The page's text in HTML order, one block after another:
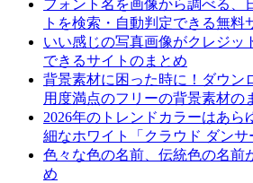
フォント名を画像から調べる、
トを検索・自動判定できる無料
いい感じの写真画像がクレジッ
できるサイトのまとめ
背景素材に困った時に！ダウン
用度満点のフリーの背景素材の
2026年のトレンドカラーはあら
細なホワイト「クラウド ダンサ
色々な色の名前、伝統色の名前
め